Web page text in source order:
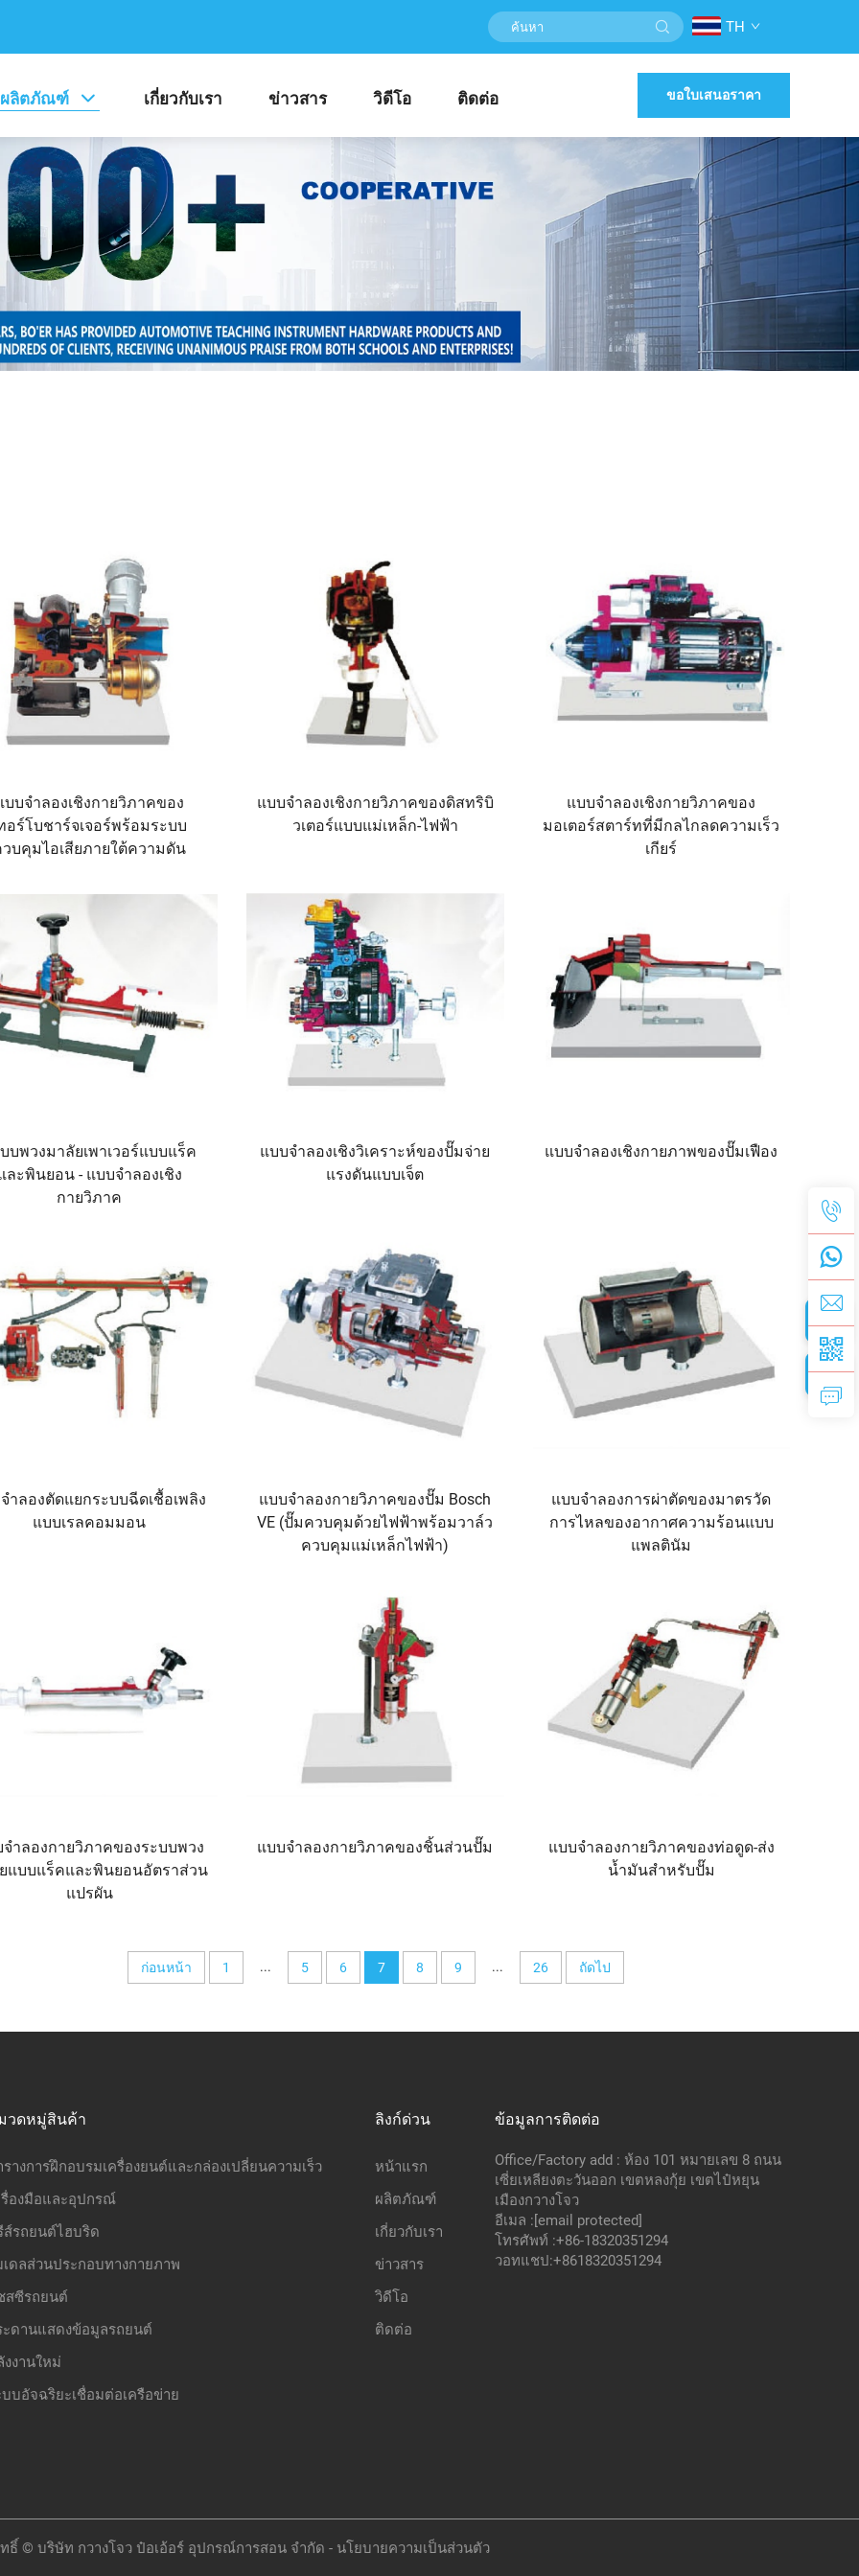
TH
ผลิตภัณฑ์ เกี่ยวกับเรา ข่าวสาร วิดีโอ ติดต่อ ขอใบเสนอราคา
บบจำลองเชิงกายวิภาคของ
อร์โบชาร์จเจอร์พร้อมระบบ
บคุมไอเสียภายใต้ความดัน
แบบจำลองเชิงกายวิภาคของดิสทริบิ
วเตอร์แบบแม่เหล็ก-ไฟฟ้า
แบบจำลองเชิงกายวิภาคของ
มอเตอร์สตาร์ทที่มีกลไกลดความเร็ว
เกียร์
บพวงมาลัยเพาเวอร์แบบแร็ค
ละพินยอน - แบบจำลองเชิง
กายวิภาค
แบบจำลองเชิงวิเคราะห์ของปั๊มจ่าย
แรงดันแบบเจ็ต
แบบจำลองเชิงกายภาพของปั๊มเฟือง
ำลองตัดแยกระบบฉีดเชื้อเพลิง
แบบเรลคอมมอน
แบบจำลองกายวิภาคของปั๊ม Bosch
VE (ปั๊มควบคุมด้วยไฟฟ้าพร้อมวาล์ว
ควบคุมแม่เหล็กไฟฟ้า)
แบบจำลองการผ่าตัดของมาตรวัด
การไหลของอากาศความร้อนแบบ
แพลตินัม
ำลองกายวิภาคของระบบพวง
แบบแร็คและพินยอนอัตราส่วน
แปรผัน
แบบจำลองกายวิภาคของชิ้นส่วนปั๊ม
แบบจำลองกายวิภาคของท่อดูด-ส่ง
น้ำมันสำหรับปั๊ม
ก่อนหน้า 1 ... 5 6 7 8 9 ... 26 ถัดไป
วดหมู่สินค้า
รางการฝึกอบรมเครื่องยนต์และกล่องเปลี่ยนความเร็ว
รื่องมือและอุปกรณ์
ส์รถยนต์ไฮบริด
เดลส่วนประกอบทางกายภาพ
สซีรถยนต์
ะดานแสดงข้อมูลรถยนต์
งงานใหม่
บบอัจฉริยะเชื่อมต่อเครือข่าย
ลิงก์ด่วน
หน้าแรก
ผลิตภัณฑ์
เกี่ยวกับเรา
ข่าวสาร
วิดีโอ
ติดต่อ
ข้อมูลการติดต่อ
Office/Factory add : ห้อง 101 หมายเลข 8 ถนน
เซี่ยเหลียงตะวันออก เขตหลงกุ้ย เขตไป๋หยุน
เมืองกวางโจว
อีเมล :[email protected]
โทรศัพท์ :+86-18320351294
วอทแชป:+8618320351294
ธิ์ © บริษัท กวางโจว ป๋อเอ้อร์ อุปกรณ์การสอน จำกัด - นโยบายความเป็นส่วนตัว